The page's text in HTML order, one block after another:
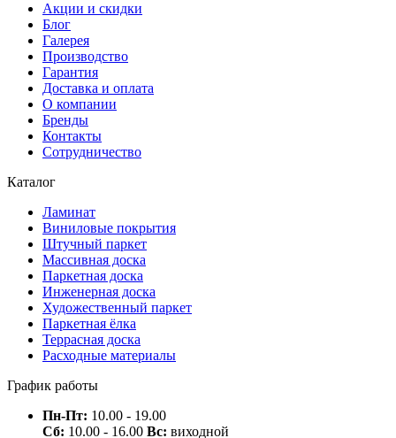
Акции и скидки
Блог
Галерея
Производство
Гарантия
Доставка и оплата
О компании
Бренды
Контакты
Сотрудничество
Каталог
Ламинат
Виниловые покрытия
Штучный паркет
Массивная доска
Паркетная доска
Инженерная доска
Художественный паркет
Паркетная ёлка
Террасная доска
Расходные материалы
График работы
Пн-Пт: 10.00 - 19.00
Сб: 10.00 - 16.00 Вс: виходной